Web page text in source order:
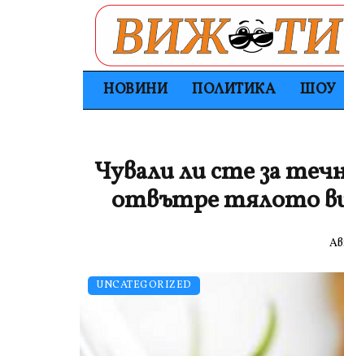
НОВИНИ ПОЛИТИКА ШОУ
UNCATEGORIZED
Чували ли сте за
отвътре тялото